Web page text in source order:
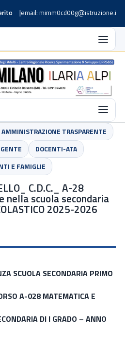
email: mimm0cd00g@istruzione.it
TRASPARENTE
DOCENTI-ATA
E FAMIGLIE
C.D.C._ A-28
nella scuola secondaria
2025-2026
SCUOLA SECONDARIA PRIMO
A-028 MATEMATICA E
DI I GRADO – ANNO